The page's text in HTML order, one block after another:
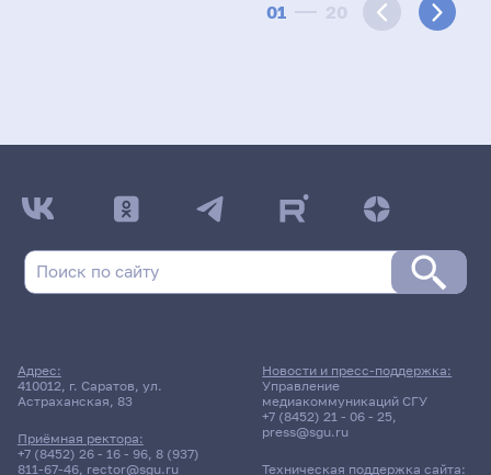
01 20
Адрес:
410012, г. Саратов, ул.
Астраханская, 83
Приёмная ректора:
+7 (8452) 26 - 16 - 96, 8 (937)
811-67-46, rector@sgu.ru
Новости и пресс-поддержка:
Управление
медиакоммуникаций СГУ
+7 (8452) 21 - 06 - 25,
press@sgu.ru
Техническая поддержка сайта: